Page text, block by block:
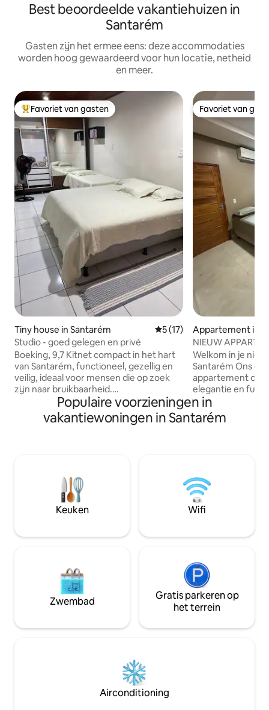
Best beoordeelde vakantiehuizen in
Santarém
Gasten zijn het ermee eens: deze accommodaties
worden hoog gewaardeerd voor hun locatie, netheid
en meer.
Topfavoriet van gasten
Favoriet van gasten
Tiny house in Santarém Gemiddelde beoordeling
5 (17)
Studio - goed gelegen en privé
Boeking, 9,7 Kitnet compact in het hart
van Santarém, functioneel, gezellig en
veilig, ideaal voor mensen die op zoek
zijn naar bruikbaarheid.
Tweepersoonsbed, eenpersoons, ruime
kamer, uitgeruste keuken en eigen
badkamer. Bevoorrechte locatie: dicht
samengebracht. De kitnet is ontworpen
voor verschillende gastprofielen,
waarbij altijd prioriteit wordt gegeven
aan comfort, netheid en functionaliteit.
Favoriet van
Favoriet van
Appartement in
NIEUW
gebied van
Welkom in je
Santarém Ons
appartement
elegantie en
De ruimte heeft - Grote suite met
comfortabel bed -
woonkamer -
voor: ✔️ Koppels
personen ✔️
Degenen die op
bruikbaarheid en
Populaire voorzieningen in
vakantiewoningen in Santarém
Keuken Wifi
Zwembad
Gratis parkeren op
het terrein
Airconditioning